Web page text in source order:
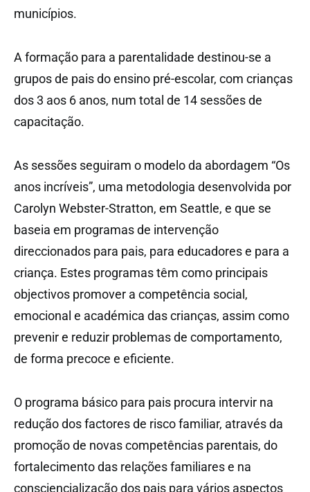
municípios.
A formação para a parentalidade destinou-se a
grupos de pais do ensino pré-escolar, com crianças
dos 3 aos 6 anos, num total de 14 sessões de
capacitação.
As sessões seguiram o modelo da abordagem “Os
anos incríveis”, uma metodologia desenvolvida por
Carolyn Webster-Stratton, em Seattle, e que se
baseia em programas de intervenção
direccionados para pais, para educadores e para a
criança. Estes programas têm como principais
objectivos promover a competência social,
emocional e académica das crianças, assim como
prevenir e reduzir problemas de comportamento,
de forma precoce e eficiente.
O programa básico para pais procura intervir na
redução dos factores de risco familiar, através da
promoção de novas competências parentais, do
fortalecimento das relações familiares e na
consciencialização dos pais para vários aspectos